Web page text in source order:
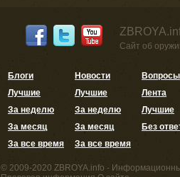
Сайт об
Блоги
Лучшие
За неделю
За месяц
За все время
Новости
Лучшие
За неделю
За месяц
За все время
Вопросы
Лента
Лучшие
Без
© 2009-2020 ZBROYA.info -